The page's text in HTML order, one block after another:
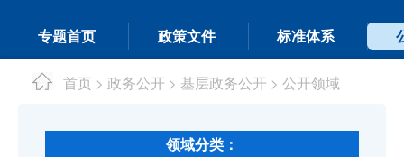
专题首页 政策文件 标准体系
首页 > 政务公开 > 基层政务公开 > 公开领域
领域分类：